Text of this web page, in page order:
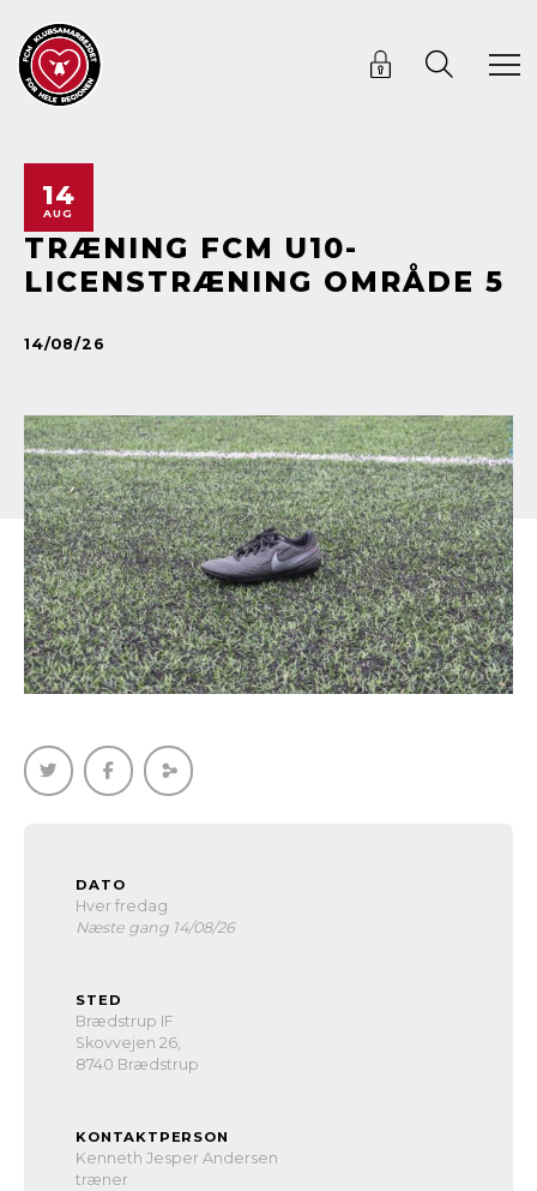
14
AUG
TRÆNING FCM U10-
LICENSTRÆNING OMRÅDE 5
14/08/26
DATO
Hver fredag
Næste gang 14/08/26
STED
Brædstrup IF
Skovvejen 26,
8740 Brædstrup
KONTAKTPERSON
Kenneth Jesper Andersen
træner